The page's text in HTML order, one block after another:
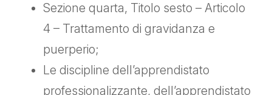
Sezione quarta, Titolo sesto – Articolo
4 – Trattamento di gravidanza e
puerperio;
Le discipline dell’apprendistato
professionalizzante, dell’apprendistato